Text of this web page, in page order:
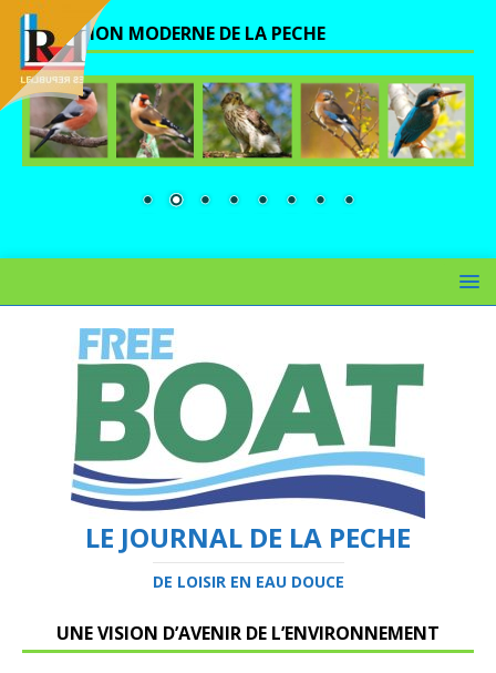
UNE VISION MODERNE DE LA PECHE
LE JOURNAL DE LA PECHE
DE LOISIR EN EAU DOUCE
UNE VISION D’AVENIR DE L’ENVIRONNEMENT